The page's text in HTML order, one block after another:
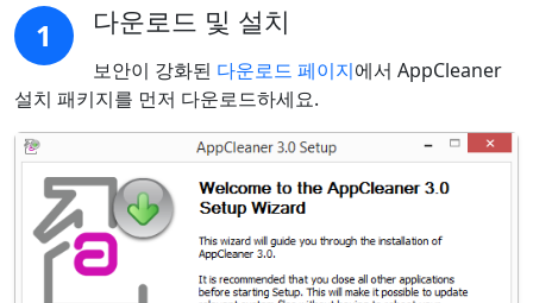
1 다운로드 및 설치
보안이 강화된 다운로드 페이지에서 AppCleaner
설치 패키지를 먼저 다운로드하세요.